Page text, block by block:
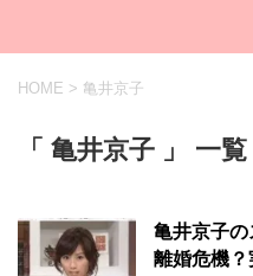
HOME > 亀井京子
「 亀井京子 」 一覧
亀井京子の
離婚危機